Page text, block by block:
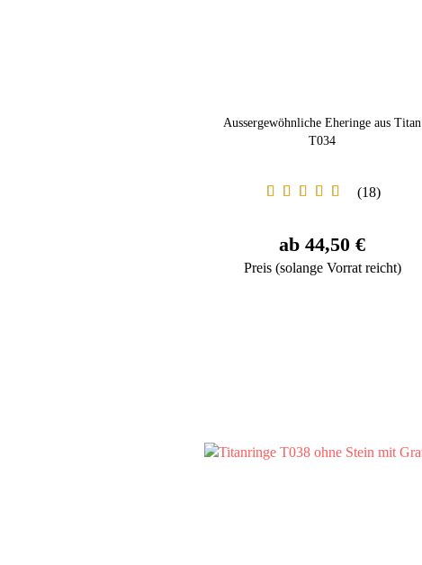
Aussergewöhnliche Eheringe aus Titan
T034
18
ab 44,50 €
Preis (solange Vorrat reicht)